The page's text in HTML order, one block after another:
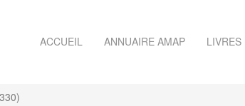
ACCUEIL ANNUAIRE AMAP LIVRES